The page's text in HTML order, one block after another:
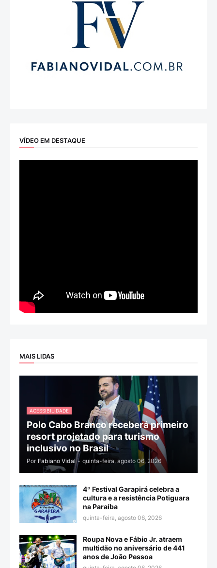
VÍDEO EM DESTAQUE
MAIS LIDAS
ACESSIBILIDADE
Polo Cabo Branco receberá primeiro
resort projetado para turismo
inclusivo no Brasil
Por Fabiano Vidal - quinta-feira, agosto 06, 2026
4º Festival Garapirá celebra a
cultura e a resistência Potiguara
na Paraíba
quinta-feira, agosto 06, 2026
Roupa Nova e Fábio Jr. atraem
multidão no aniversário de 441
anos de João Pessoa